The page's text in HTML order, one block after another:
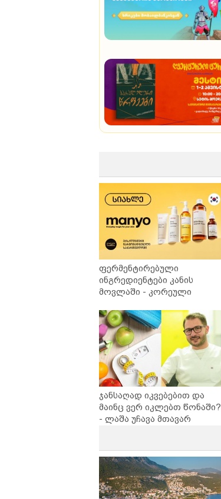
ფერმენტირებული
ინგრედიენტები კანის
მოვლაში - კორეული
საქართველოშია
ჯანსაღად იკვებებით და
მაინც ვერ იკლებთ წონაში?
- ლაშა უჩავა მთავარ